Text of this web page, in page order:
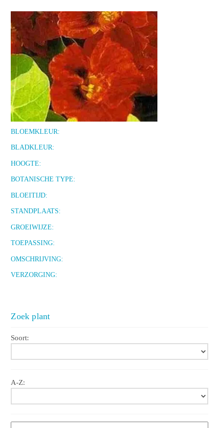
BLOEMKLEUR:
BLADKLEUR:
HOOGTE:
BOTANISCHE TYPE:
BLOEITIJD:
STANDPLAATS:
GROEIWIJZE:
TOEPASSING:
OMSCHRIJVING:
VERZORGING:
Zoek plant
Soort:
A-Z: